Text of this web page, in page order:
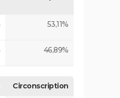
53,11%
46,89%
Circonscription